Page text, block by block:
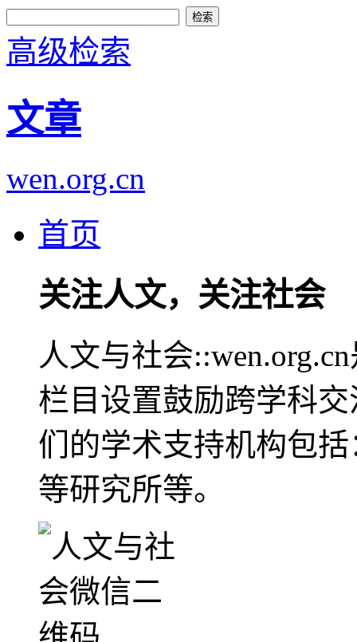
高级检索
文章
wen.org.cn
首页
关注人文，关注社会
人文与社会
栏目设置鼓励跨学科
们的学术支持机构包
等研究所等。